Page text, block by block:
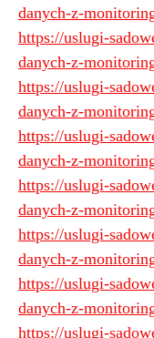
danych-z-
https://uslugi-
danych-z-
https://uslugi-
danych-z-
https://uslugi-
danych-z-
https://uslugi-
danych-z-
https://uslugi-
danych-z-
https://uslugi-
danych-z-
https://uslugi-